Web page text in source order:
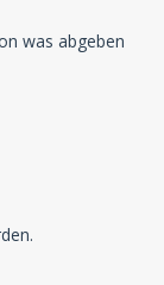
was abgeben